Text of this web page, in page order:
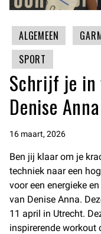
ALGEMEEN
SPORT
Schrijf je in
Denise Anna
16 maart, 2026
Ben jij klaar om je
techniek naar een
voor een energieke
van Denise Anna.
11 april in Utrecht.
inspirerende workout